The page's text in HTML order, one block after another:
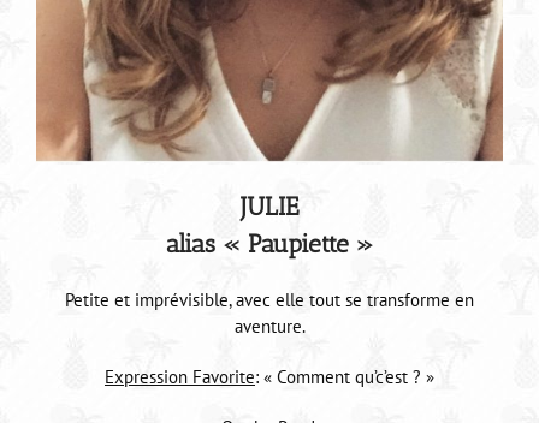
JULIE
alias « Paupiette »
Petite et imprévisible, avec elle tout se transforme en
aventure.
Expression Favorite: « Comment qu’c’est ? »